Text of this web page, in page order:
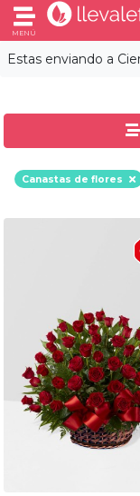
Estas enviando a
MENÚ
Canastas de flores